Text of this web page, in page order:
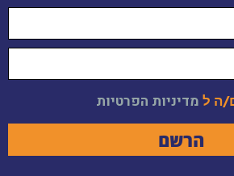
ה ל מדיניות הפרטיות
הרשם